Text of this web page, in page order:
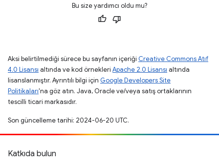
Bu size yardımcı oldu mu?
Aksi belirtilmediği sürece bu sayfanın içeriği Creative Commons Atıf
4.0 Lisansı altında ve kod örnekleri Apache 2.0 Lisansı altında
lisanslanmıştır. Ayrıntılı bilgi için Google Developers Site
Politikaları'na göz atın. Java, Oracle ve/veya satış ortaklarının
tescilli ticari markasıdır.
Son güncelleme tarihi: 2024-06-20 UTC.
Katkıda bulun